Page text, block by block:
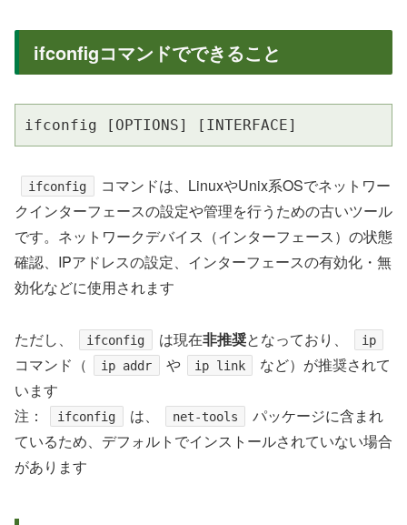
ifconfigコマンドでできること
ifconfig [OPTIONS] [INTERFACE]
ifconfig
コマンドは、LinuxやUnix系OSでネットワー
クインターフェースの設定や管理を行うための古いツール
です。ネットワークデバイス（インターフェース）の状態
確認、IPアドレスの設定、インターフェースの有効化・無
効化などに使用されます
ただし、 ifconfig は現在非推奨となっており、 ip
コマンド（ ip addr や ip link
など）が推奨されて
います
注：
ifconfig は、 net-tools
パッケージに含まれ
ているため、デフォルトでインストールされていない場合
があります